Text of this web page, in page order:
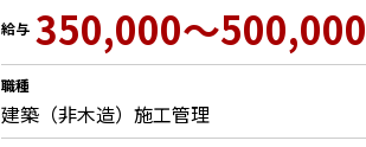
給与 350,000～500,000
職種
建築（非木造）施工管理